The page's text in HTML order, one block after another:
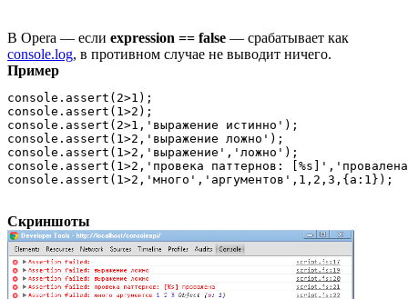
В Opera — если expression == false — срабатывает как
console.log, в противном случае не выводит ничего.
Пример
console.assert(2>1);
console.assert(1>2);
console.assert(2>1,'выражение истинно');
console.assert(1>2,'выражение ложно');
console.assert(1>2,'выражение','ложно');
console.assert(1>2,'провека паттернов:
console.assert(1>2,'много','аргументов',1,2,3,{a:1});
Скриншоты